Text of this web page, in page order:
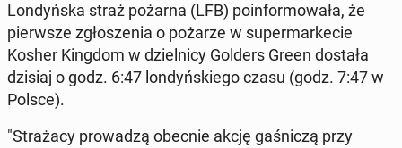
Lon­dyń­ska straż pożarna (LFB) po­in­for­mo­wa­ła, że
pierw­sze zgło­sze­nia o pożarze w su­per­mar­ke­cie
Kosher Kingdom w dziel­ni­cy Golders Green dostała
dzisiaj o godz. 6:47 lon­dyń­skie­go czasu (godz. 7:47 w
Polsce).
"Stra­ża­cy pro­wa­dzą obecnie akcję ga­śni­czą przy